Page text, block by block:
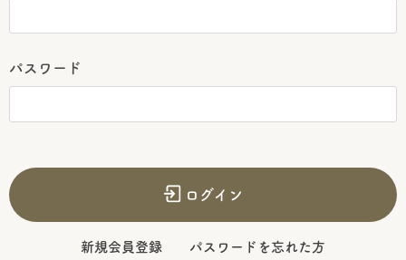
パスワード
ログイン
新規会員登録 パスワードを忘れた方